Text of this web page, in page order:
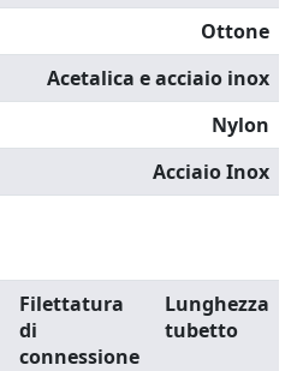
Ottone
Acetalica e acciaio inox
Nylon
Acciaio Inox
Filettatura
di
connessione
Lunghezza
tubetto